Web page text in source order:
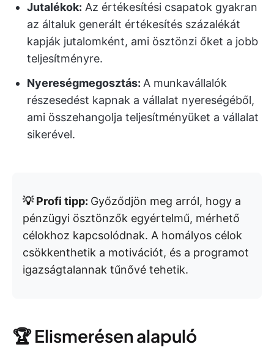
Jutalékok: Az értékesítési csapatok gyakran
az általuk generált értékesítés százalékát
kapják jutalomként, ami ösztönzi őket a jobb
teljesítményre.
Nyereségmegosztás: A munkavállalók
részesedést kapnak a vállalat nyereségéből,
ami összehangolja teljesítményüket a vállalat
sikerével.
💡 Profi tipp: Győződjön meg arról, hogy a
pénzügyi ösztönzők egyértelmű, mérhető
célokhoz kapcsolódnak. A homályos célok
csökkenthetik a motivációt, és a programot
igazságtalannak tűnővé tehetik.
🏆 Elismerésen alapuló